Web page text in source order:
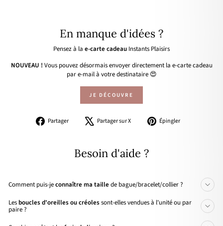
En manque d'idées ?
Pensez à la e-carte cadeau Instants Plaisirs
NOUVEAU ! Vous pouvez désormais envoyer directement la e-carte cadeau
par e-mail à votre destinataire 😍
JE DÉCOUVRE
Partager
PartagerPartager sur X
Tweeter Épingler
Besoin d'aide ?
Comment puis-jeconnaître ma taille de bague/bracelet/collier ?
Les boucles d'oreilles ou créolessont-elles vendues à l'unité ou par
paire ?